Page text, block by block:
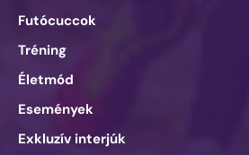
Futócuccok
Tréning
Életmód
Események
Exkluzív interjúk